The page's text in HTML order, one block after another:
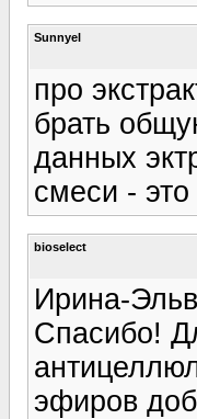
Sunnyel
про
брать
данных
смеси -
bioselect
Ирина-
Спасибо!
эфиров